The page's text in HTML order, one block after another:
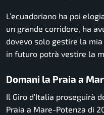
L’ecuadoriano ha poi
un grande corridore, ha
dovevo solo gestire la
in futuro potrà vestire la
Domani la Praia a
Il Giro d’Italia proseguirà
Praia a Mare-Potenza di